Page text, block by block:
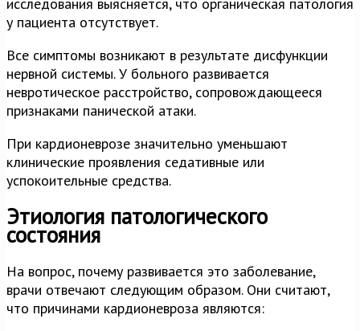
у пациента отсутствует.
Все симптомы возникают в результате дисфункции
нервной системы. У больного развивается
невротическое расстройство, сопровождающееся
признаками панической атаки.
При кардионеврозе значительно уменьшают
клинические проявления седативные или
успокоительные средства.
Этиология патологического
состояния
На вопрос, почему развивается это заболевание,
врачи отвечают следующим образом. Они считают,
что причинами кардионевроза являются: